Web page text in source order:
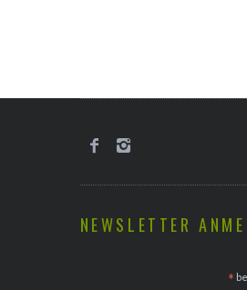
NEWSLETTER
*